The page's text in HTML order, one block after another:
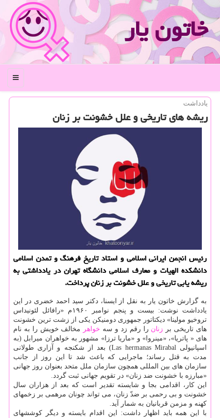
خاتون یار
منو
یادداشت
ریشه های تاریخی و علل خشونت بر زنان
رئیس انجمن ایرانی اسلامی و استاد تاریخ فرهنگ و تمدن اسلامی
دانشكده الهیات و معارف اسلامی دانشگاه تهران در یادداشتی به
ریشه یابی تاریخی و علل خشونت بر زنان پرداخت.
به گزارش خاتون یار به نقل از ایسنا، دکتر سید احمد خضری در این
یادداشت نوشت: بیست و پنجم نوامبر ۱۹۶۰م «رافائل لئونیداس
تروخیو مولینا» دیکتاتور جمهوری دومنیکن یکی از زشت ترین خشونت
های تاریخی بر زنان را رقم زد و سه خواهر
مخالف خویش را به نام
های « پاتریا»، «مینروا» و «ماریا ترزا» مشهور به خواهران میرابل (به
اسپانیولی Las hermanas Mirabal) بعد از شکنجه و آزاری طولانی
مدت به قتل رساند؛ ماجرایی که باعث شد تا این روز از جانب
سازمان های بین المللی همچون سازمان ملل متحد بعنوان روز جهانی
«مبارزه با خشونت ضد زنان» در تقویم جهانی ثبت گردد.
این کار، اقدامی بجا و شایسته تقدیر است که بعد از هزاران سال
خشونت و بی رحمی بر ضدّ زنان، می تواند چونان مرهمی بر زخمهای
کهنه و مزمن قربانیان به شمار آید.
با این همه باید اظهار داشت: این اقدام بایسته و دیگر کوششهای